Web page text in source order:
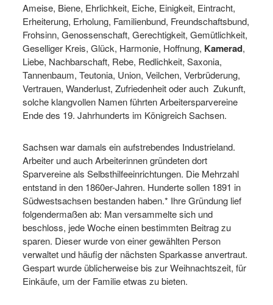
Ameise, Biene, Ehrlichkeit, Eiche, Einigkeit, Eintracht,
Erheiterung, Erholung, Familienbund, Freundschaftsbund,
Frohsinn, Genossenschaft, Gerechtigkeit, Gemütlichkeit,
Geselliger Kreis, Glück, Harmonie, Hoffnung, Kamerad,
Liebe, Nachbarschaft, Rebe, Redlichkeit, Saxonia,
Tannenbaum, Teutonia, Union, Veilchen, Verbrüderung,
Vertrauen, Wanderlust, Zufriedenheit oder auch Zukunft,
solche klangvollen Namen führten Arbeitersparvereine
Ende des 19. Jahrhunderts im Königreich Sachsen.
Sachsen war damals ein aufstrebendes Industrieland.
Arbeiter und auch Arbeiterinnen gründeten dort
Sparvereine als Selbsthilfeeinrichtungen. Die Mehrzahl
entstand in den 1860er-Jahren. Hunderte sollen 1891 in
Südwestsachsen bestanden haben.* Ihre Gründung lief
folgendermaßen ab: Man versammelte sich und
beschloss, jede Woche einen bestimmten Beitrag zu
sparen. Dieser wurde von einer gewählten Person
verwaltet und häufig der nächsten Sparkasse anvertraut.
Gespart wurde üblicherweise bis zur Weihnachtszeit, für
Einkäufe, um der Familie etwas zu bieten.